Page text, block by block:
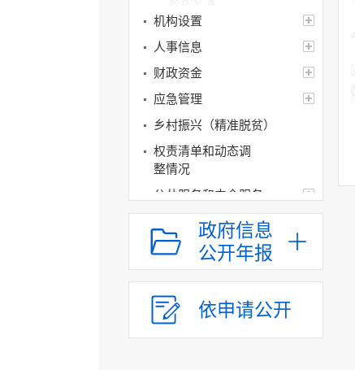
机构设置
人事信息
财政资金
应急管理
乡村振兴（精准脱贫）
权责清单和动态调
整情况
公共服务和中介服务
行政权力运行
“双随机、一公开”
网上政务服务
招标采购
新闻发布
政府信息
公开年报
依申请公开